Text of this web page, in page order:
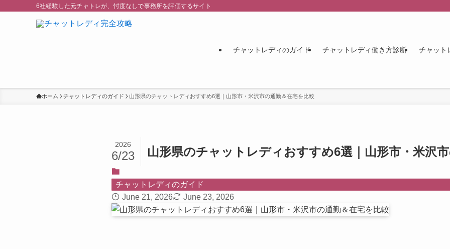
6社経験した元チャトレが、忖度なしで事務所を評価するサイト
チャットレディのガイド チャットレディ働き方診断 チャット
ホーム チャットレディのガイド 山形県のチャットレディおすすめ6選｜山形市・米沢市の通勤＆在宅を比較
山形県のチャットレディおすすめ6選｜山形市・米沢
2026
6/23
チャットレディのガイド
June 21, 2026
June 23, 2026